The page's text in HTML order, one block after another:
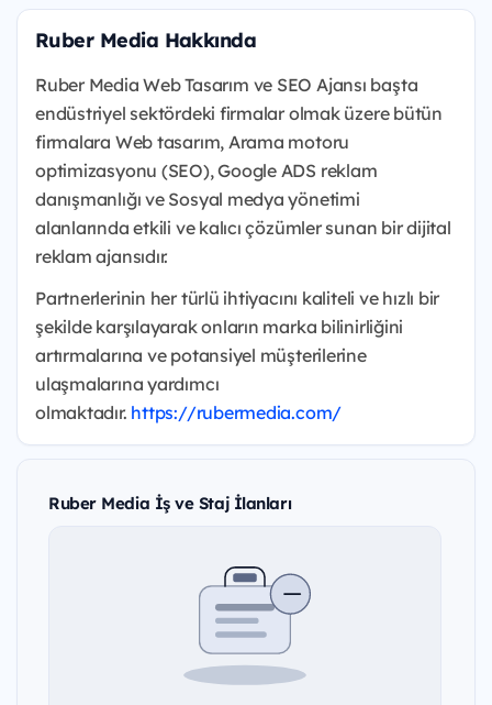
Ruber Media Hakkında
Ruber Media Web Tasarım ve SEO Ajansı başta
endüstriyel sektördeki firmalar olmak üzere bütün
firmalara Web tasarım, Arama motoru
optimizasyonu (SEO), Google ADS reklam
danışmanlığı ve Sosyal medya yönetimi
alanlarında etkili ve kalıcı çözümler sunan bir dijital
reklam ajansıdır.
Partnerlerinin her türlü ihtiyacını kaliteli ve hızlı bir
şekilde karşılayarak onların marka bilinirliğini
artırmalarına ve potansiyel müşterilerine
ulaşmalarına yardımcı
olmaktadır. https://rubermedia.com/
Ruber Media İş ve Staj İlanları